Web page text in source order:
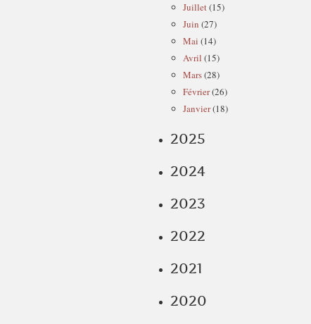
Juillet(15)
Juin (27)
Mai (14)
Avril (15)
Mars(28)
Février(26)
Janvier(18)
2025
2024
2023
2022
2021
2020